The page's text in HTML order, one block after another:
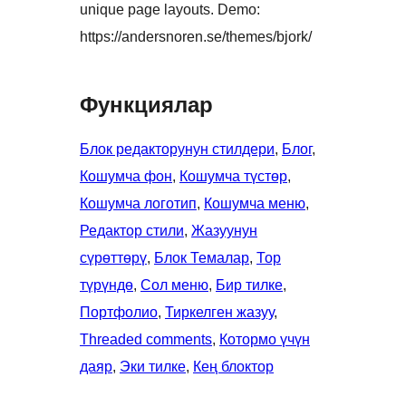
unique page layouts. Demo:
https://andersnoren.se/themes/bjork/
Функциялар
Блок редакторунун стилдери, Блог
Кошумча фон, Кошумча түстөр
Кошумча логотип, Кошумча меню
Редактор стили, Жазуунун
сүрөттөрү, Блок Темалар, Тор
түрүндө, Сол меню, Бир тилке
Портфолио, Тиркелген жазуу
Threaded comments, Котормо үчүн
даяр, Эки тилке, Кең блоктор